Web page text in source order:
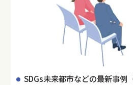
SDGs未来都市などの最新事例